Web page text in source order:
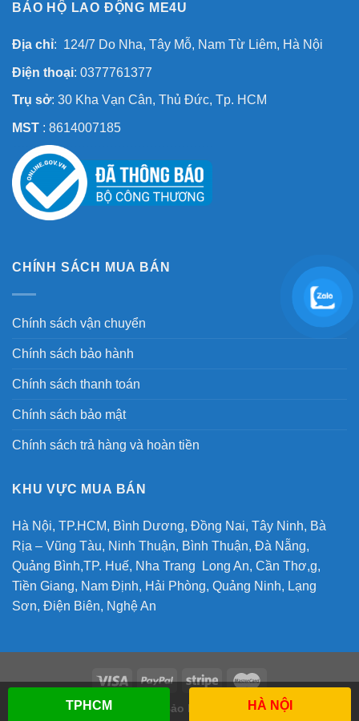
BẢO HỘ LAO ĐỘNG ME4U
Địa chỉ: 124/7 Do Nha, Tây Mỗ, Nam Từ Liêm, Hà Nội
Điện thoại: 0377761377
Trụ sở: 30 Kha Vạn Cân, Thủ Đức, Tp. HCM
MST : 8614007185
CHÍNH SÁCH MUA BÁN
Chính sách vận chuyển
Chính sách bảo hành
Chính sách thanh toán
Chính sách bảo mật
Chính sách trả hàng và hoàn tiền
KHU VỰC MUA BÁN
Hà Nội, TP.HCM, Bình Dương, Đồng Nai, Tây Ninh, Bà
Rịa – Vũng Tàu, Ninh Thuận, Bình Thuận, Đà Nẵng,
Quảng Bình,TP. Huế, Nha Trang Long An, Cần Thơ,g,
Tiền Giang, Nam Định, Hải Phòng, Quảng Ninh, Lạng
Sơn, Điện Biên, Nghệ An
Copyright 2026 © Bảo hộ lao động ME4U
TPHCM HÀ NỘI